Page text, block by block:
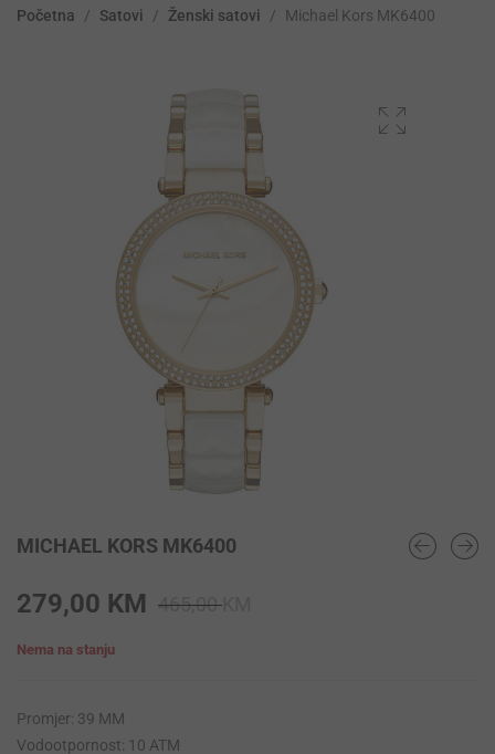
Početna / Satovi / Ženski satovi / Michael Kors MK6400
MICHAEL KORS MK6400
465,00
279,00 KM
Nema na stanju
Promjer: 39 MM
Vodootpornost: 10 ATM